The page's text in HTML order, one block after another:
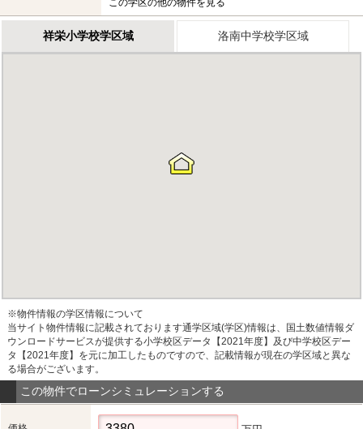
この学区の他の物件を見る
祥栄小学校学区域 洛南中学校学区域
※物件情報の学区情報について
当サイト物件情報に記載されております通学区域(学区)情報は、国土数値情報ダ
ウンロードサービスが提供する小学校区データ【2021年度】及び中学校区デー
タ【2021年度】を元に加工したものですので、記載情報が現在の学区域と異な
る場合がございます。
この物件でローンシミュレーションする